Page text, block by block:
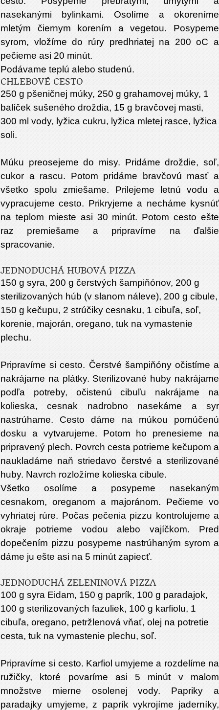
nasekanými bylinkami. Osolíme a okoreníme
mletým čiernym korením a vegetou. Posypeme
syrom, vložíme do rúry predhriatej na 200 oC a
pečieme asi 20 minút.
Podávame teplú alebo studenú.
CHLEBOVÉ CESTO
250 g pšeničnej múky, 250 g grahamovej múky, 1
balíček sušeného droždia, 15 g bravčovej masti,
300 ml vody, lyžica cukru, lyžica mletej rasce, lyžica
soli.
Múku preosejeme do misy. Pridáme droždie, soľ,
cukor a rascu. Potom pridáme bravčovú masť a
všetko spolu zmiešame. Prilejeme letnú vodu a
vypracujeme cesto. Prikryjeme a necháme kysnúť
na teplom mieste asi 30 minút. Potom cesto ešte
raz premiešame a pripravíme na ďalšie
spracovanie.
JEDNODUCHÁ HUBOVÁ PIZZA
150 g syra, 200 g čerstvých šampiňónov, 200 g
sterilizovaných húb (v slanom náleve), 200 g cibule,
150 g kečupu, 2 strúčiky cesnaku, 1 cibuľa, soľ,
korenie, majorán, oregano, tuk na vymastenie
plechu.
Pripravíme si cesto. Čerstvé šampiňóny očistíme a
nakrájame na plátky. Sterilizované huby nakrájame
podľa potreby, očistenú cibuľu nakrájame na
kolieska, cesnak nadrobno nasekáme a syr
nastrúhame. Cesto dáme na múkou pomúčenú
dosku a vytvarujeme. Potom ho prenesieme na
pripravený plech. Povrch cesta potrieme kečupom a
naukladáme naň striedavo čerstvé a sterilizované
huby. Navrch rozložíme kolieska cibule.
Všetko osolíme a posypeme nasekaným
cesnakom, oreganom a majoránom. Pečieme vo
vyhriatej rúre. Počas pečenia pizzu kontrolujeme a
okraje potrieme vodou alebo vajíčkom. Pred
dopečením pizzu posypeme nastrúhaným syrom a
dáme ju ešte asi na 5 minút zapiecť.
JEDNODUCHÁ ZELENINOVÁ PIZZA
100 g syra Eidam, 150 g paprík, 100 g paradajok,
100 g sterilizovaných fazuliek, 100 g karfiolu, 1
cibuľa, oregano, petržlenová vňať, olej na potretie
cesta, tuk na vymastenie plechu, soľ.
Pripravíme si cesto. Karfiol umyjeme a rozdelíme na
ružičky, ktoré povaríme asi 5 minút v malom
množstve mierne osolenej vody. Papriky a
paradajky umyjeme, z paprík vykrojíme jaderníky,